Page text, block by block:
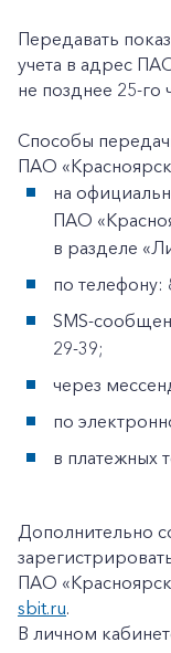
Передавать
учета в адрес
не позднее 25-го
Способы
ПАО
на
ПАО
в разделе
по телефону:
SMS-
29-39;
через
по
в платежных
Дополнительно
ПАО
sbit.ru.
В личном